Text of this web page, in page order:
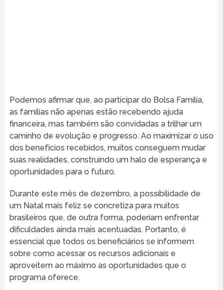
Podemos afirmar que, ao participar do Bolsa Família,
as famílias não apenas estão recebendo ajuda
financeira, mas também são convidadas a trilhar um
caminho de evolução e progresso. Ao maximizar o uso
dos benefícios recebidos, muitos conseguem mudar
suas realidades, construindo um halo de esperança e
oportunidades para o futuro.
Durante este mês de dezembro, a possibilidade de
um Natal mais feliz se concretiza para muitos
brasileiros que, de outra forma, poderiam enfrentar
dificuldades ainda mais acentuadas. Portanto, é
essencial que todos os beneficiários se informem
sobre como acessar os recursos adicionais e
aproveitem ao máximo as oportunidades que o
programa oferece.